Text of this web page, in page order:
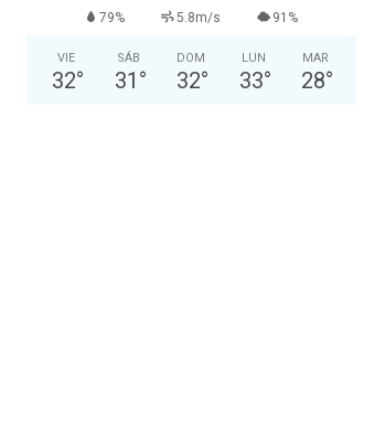
79% 5.8m/s 91%
VIE
32°
SÁB
31 °
DOM
32°
LUN
33°
MAR
28°